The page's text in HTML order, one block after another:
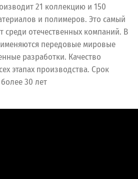
21 коллекцию и 150
и полимеров. Это самый
среди отечественных компаний. В
передовые мировые
разработки. Качество
этапах производства. Срок
30 лет